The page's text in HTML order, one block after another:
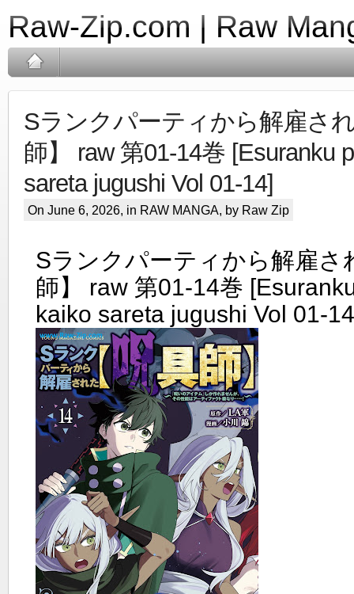
Raw-Zip.com | Raw
Sランクパーティから解雇さ
師】 raw 第01-14巻 [Esuranku
sareta jugushi Vol 01-14]
On June 6, 2026, in RAW MANGA, by Raw Zip
Sランクパーティから解雇さ
師】 raw 第01-14巻
kaiko sareta jugushi Vol 01-